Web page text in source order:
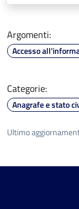
Argomenti:
Accesso
Categorie:
Anagrafe e stato
Ultimo